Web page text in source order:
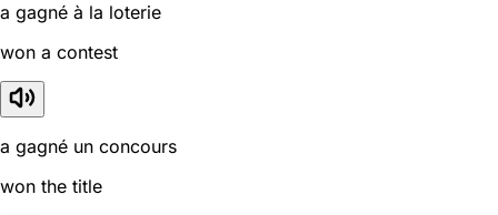
a gagné à la loterie
won a contest
a gagné un concours
won the title